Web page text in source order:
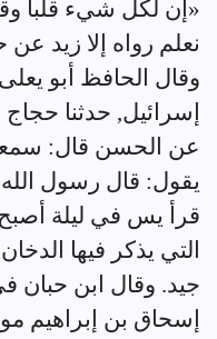
«إن لكل شيء قلباً
نعلم رواه إلا زيد عن
وقال الحافظ أبو
إسرائيل, حدثنا
عن الحسن قال:
يقول: قال رسول
قرأ يس في ليلة
التي يذكر فيها
جيد. وقال ابن حبان
إسحاق بن إبراهيم